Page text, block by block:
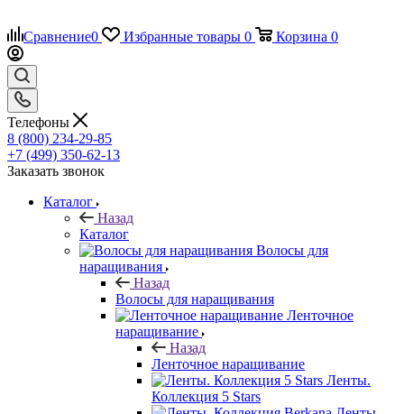
Сравнение0 Избранные товары 0 Корзина 0
Телефоны
8 (800) 234-29-85
+7 (499) 350-62-13
Заказать звонок
Каталог
Назад
Каталог
Волосы для
наращивания
Назад
Волосы для наращивания
Ленточное
наращивание
Назад
Ленточное наращивание
Ленты.
Коллекция 5 Stars